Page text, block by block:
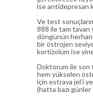
ise antidepresan
Ve test
888 ile tam tavan
döngünün
bir östrojen
kortizolüm ise
Doktorum ile son
hem yükselen
için estrava jel’i
(hatta bazı günler